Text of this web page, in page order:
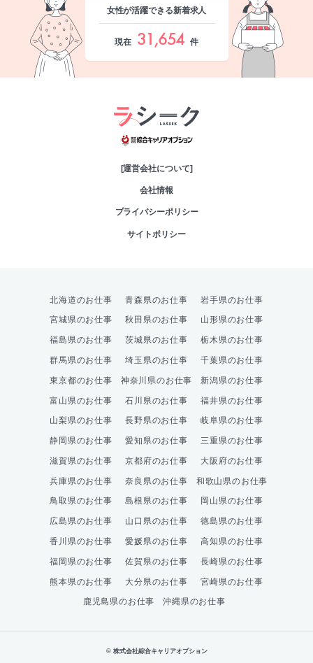
女性が活躍できる新着求人
現在 31,654 件
[運営会社について]
会社情報
プライバシーポリシー
サイトポリシー
北海道のお仕事 青森県のお仕事 岩手県のお仕事
宮城県のお仕事 秋田県のお仕事 山形県のお仕事
福島県のお仕事 茨城県のお仕事 栃木県のお仕事
群馬県のお仕事 埼玉県のお仕事 千葉県のお仕事
東京都のお仕事 神奈川県のお仕事 新潟県のお仕事
富山県のお仕事 石川県のお仕事 福井県のお仕事
山梨県のお仕事 長野県のお仕事 岐阜県のお仕事
静岡県のお仕事 愛知県のお仕事 三重県のお仕事
滋賀県のお仕事 京都府のお仕事 大阪府のお仕事
兵庫県のお仕事 奈良県のお仕事 和歌山県のお仕事
鳥取県のお仕事 島根県のお仕事 岡山県のお仕事
広島県のお仕事 山口県のお仕事 徳島県のお仕事
香川県のお仕事 愛媛県のお仕事 高知県のお仕事
福岡県のお仕事 佐賀県のお仕事 長崎県のお仕事
熊本県のお仕事 大分県のお仕事 宮崎県のお仕事
鹿児島県のお仕事 沖縄県のお仕事
© 株式会社綜合キャリアオプション